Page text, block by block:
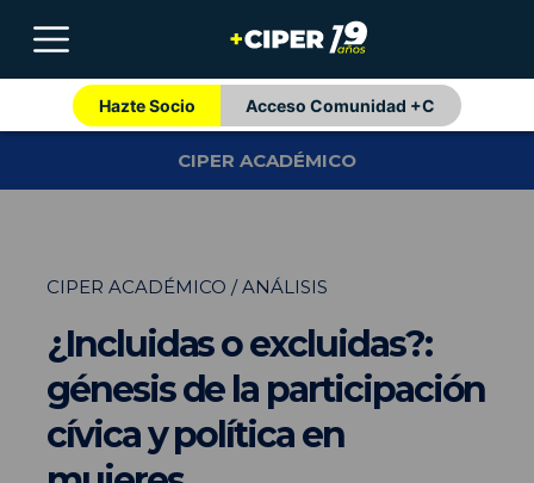
Hazte Socio Acceso Comunidad +C
CIPER ACADÉMICO
CIPER ACADÉMICO / ANÁLISIS
¿Incluidas o excluidas?:
génesis de la participación
cívica y política en